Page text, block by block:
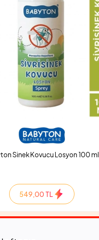
Sinek Kovucu Losyon 100 ml
549,00 TL